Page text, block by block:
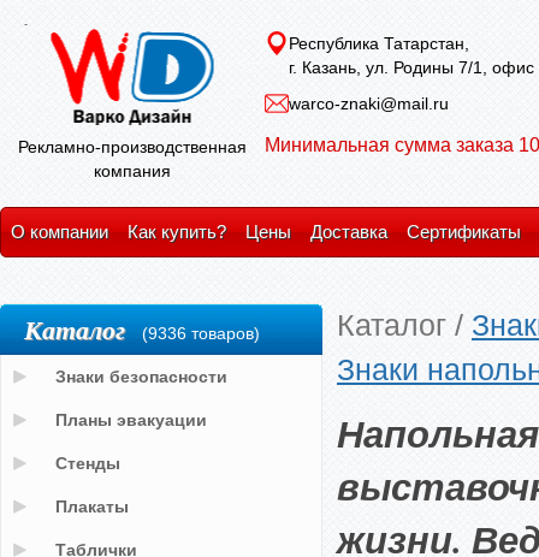
Рекламно-производственная
компания
Республика Татарстан,
г. Казань, ул. Родины 7/1, офис
warco-znaki@mail.ru
Минимальная сумма заказа
О компании Как купить? Цены Доставка Сертификаты
Каталог /
Знаки
жизни.
Каталог (9336 товаров)
Знаки безопасности
Планы эвакуации
Стенды
Плакаты
Таблички